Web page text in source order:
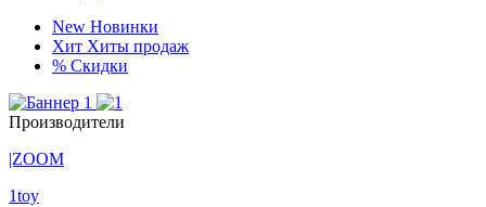
New Новинки
Хит Хиты продаж
% Скидки
Производители
|ZOOM
1toy